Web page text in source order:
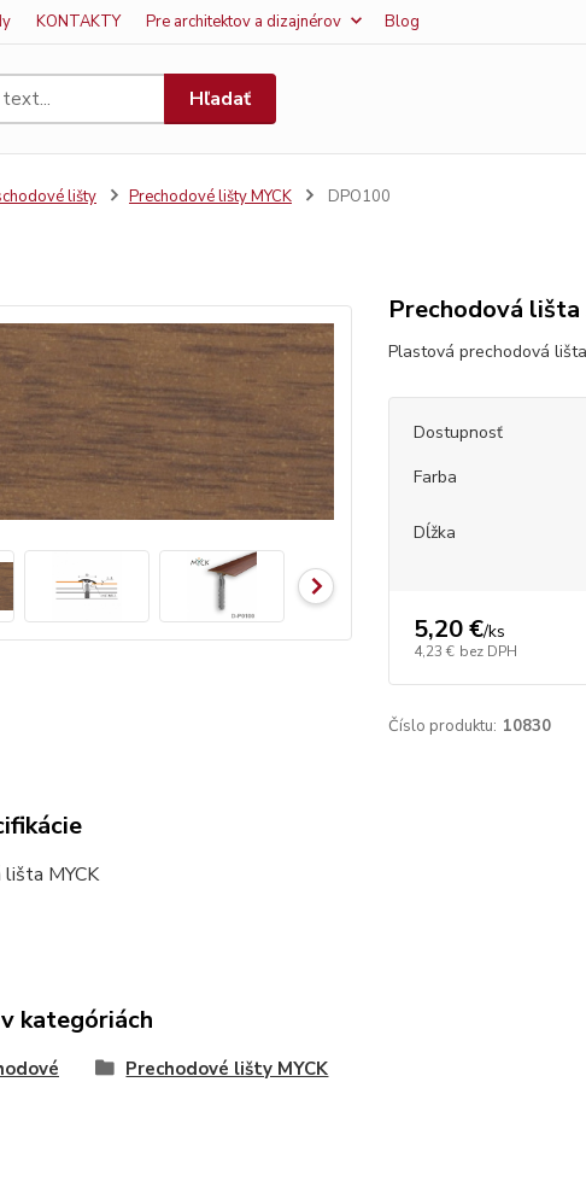
KONTAKTY Pre architektov a dizajnérov Blog
Hľadať
lišty Prechodové lišty MYCK DPO100
Prechodová lišta
Plastová prechodová
Dostupnosť
Farba
Dĺžka
5,20 €/ks
4,23 € bez DPH
Číslo produktu: 10830
MYCK
kategóriách
Prechodové lišty MYCK